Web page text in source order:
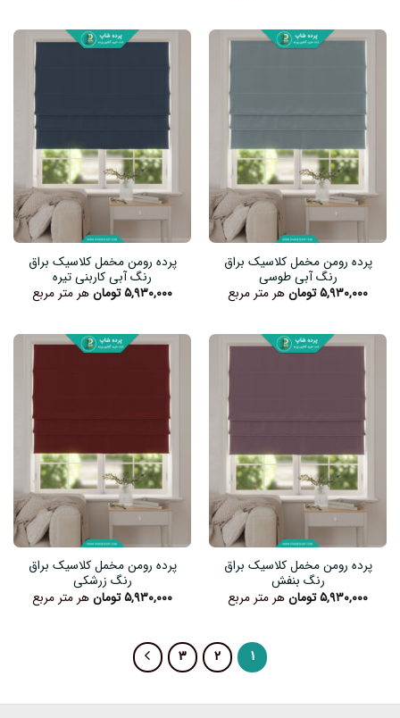
پرده رومن مخمل کلاسیک براق
رنگ آبی طوسی
۵,۹۳۰,۰۰۰تومانهر متر مربع
پرده رومن مخمل کلاسیک براق
رنگ آبی کاربنی تیره
۵,۹۳۰,۰۰۰تومانهر متر مربع
پرده رومن مخمل کلاسیک براق
رنگ بنفش
۵,۹۳۰,۰۰۰تومانهر متر مربع
پرده رومن مخمل کلاسیک براق
رنگ زرشکی
۵,۹۳۰,۰۰۰تومانهر متر مربع
۱ ۲ ۳